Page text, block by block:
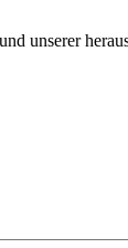
unserer